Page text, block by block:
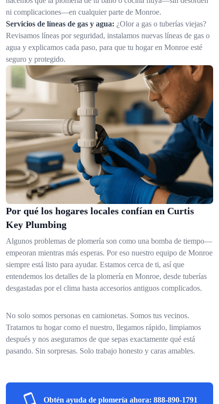
ni complicaciones—en cualquier parte de Monroe.
Servicios de líneas de gas y agua: ¿Olor a gas o tuberías viejas?
Revisamos líneas por seguridad, instalamos nuevas líneas de gas o
agua y explicamos cada paso, para que tu hogar en Monroe esté
seguro y protegido.
Por qué los hogares locales confían en Curtis
Key Plumbing
Algunos problemas de plomería son como una bomba de tiempo—
empeoran mientras más esperas. Por eso nuestro equipo de Monroe
siempre está listo para ayudar. Estamos cerca de ti, así que
entendemos los detalles de la plomería en Monroe, desde tuberías
desgastadas por el clima hasta accesorios antiguos complicados.
No solo somos personas en camionetas. Somos tus vecinos.
Tratamos tu hogar como el nuestro, llegamos rápido, limpiamos
después y nos aseguramos de que sepas exactamente qué está
pasando. Sin sorpresas. Solo trabajo honesto y caras amables.
Obtén ayuda de plomería ahora: 888-890-1791